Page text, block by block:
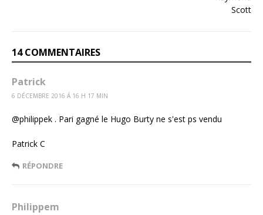
14 COMMENTAIRES
Patrick
6 DÉCEMBRE 2016 Á 16 H 17 MIN
@philippek . Pari gagné le Hugo Burty ne s'est ps vendu
Patrick C
RÉPONDRE
Philippem